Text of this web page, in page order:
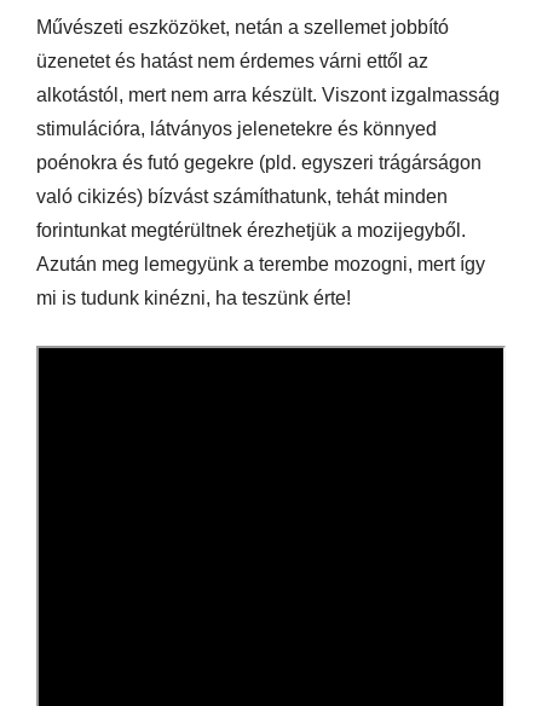
Művészeti eszközöket, netán a szellemet jobbító
üzenetet és hatást nem érdemes várni ettől az
alkotástól, mert nem arra készült. Viszont izgalmasság
stimulációra, látványos jelenetekre és könnyed
poénokra és futó gegekre (pld. egyszeri trágárságon
való cikizés) bízvást számíthatunk, tehát minden
forintunkat megtérültnek érezhetjük a mozijegyből.
Azután meg lemegyünk a terembe mozogni, mert így
mi is tudunk kinézni, ha teszünk érte!